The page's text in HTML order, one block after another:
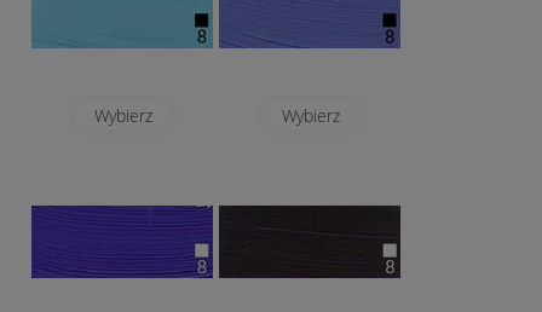
Wybierz Wybierz